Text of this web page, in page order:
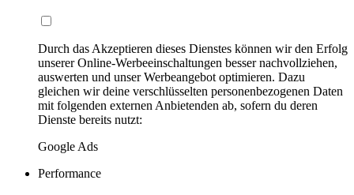
Durch das Akzeptieren dieses Dienstes können wir den Erfolg
unserer Online-Werbeeinschaltungen besser nachvollziehen,
auswerten und unser Werbeangebot optimieren. Dazu
gleichen wir deine verschlüsselten personenbezogenen Daten
mit folgenden externen Anbietenden ab, sofern du deren
Dienste bereits nutzt:
Google Ads
Performance